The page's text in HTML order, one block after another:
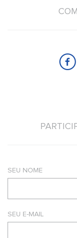
SEU NOME
SEU E-MAIL